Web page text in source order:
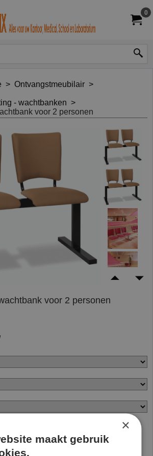
0
> Ontvangstmeubilair >
- wachtbanken >
voor 2 personen
voor 2 personen
×
maakt gebruik